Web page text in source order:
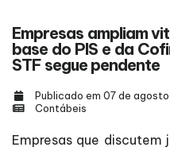
Empresas ampliam
base do PIS e da
STF segue pendente
Publicado em 07 de
Contábeis
Empresas que